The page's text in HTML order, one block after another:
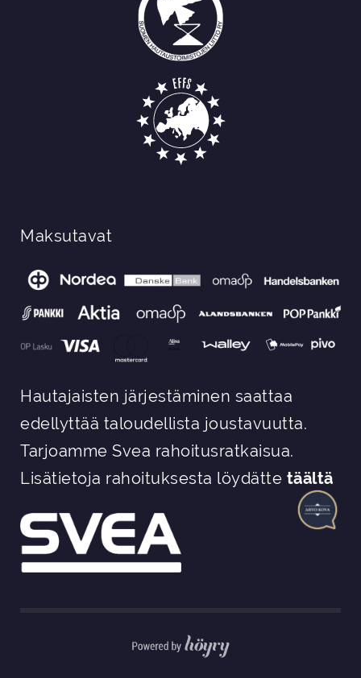
Maksutavat
Hautajaisten järjestäminen saattaa
edellyttää taloudellista joustavuutta.
Tarjoamme Svea rahoitusratkaisua.
Lisätietoja rahoituksesta löydätte täältä